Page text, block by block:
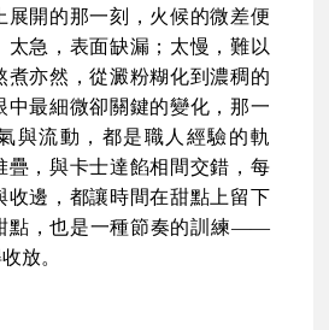
開的那一刻，火候的微差便
太急，表面缺漏；太慢，難以
煮亦然，從澱粉糊化到濃稠的
中最細微卻關鍵的變化，那一
與流動，都是職人經驗的軌
疊，與卡士達餡相間交錯，每
收邊，都讓時間在甜點上留下
點，也是一種節奏的訓練——
放。